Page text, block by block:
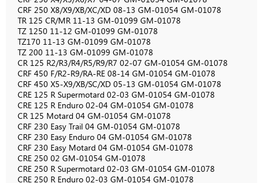
CRF 250 X8/X9/XB/XC/XD 08-13 GM-01054 GM-01078
TR 125 CR/MR 11-13 GM-01099 GM-01078
TZ 1250 11-12 GM-01099 GM-01078
TZ170 11-13 GM-01099 GM-01078
TZ 200 11-13 GM-01099 GM-01078
CR 125 R2/R3/R4/R5/R9/R7 02-07 GM-01054 GM-01078
CRF 450 F/R2-R9/RA-RE 08-14 GM-01054 GM-01078
CRF 450 X5-X9/XB/SC/XD 05-13 GM-01054 GM-01078
CRE 125 R Supermotard 02-03 GM-01054 GM-01078
CRE 125 R Enduro 02-04 GM-01054 GM-01078
CR 125 Motard 04 GM-01054 GM-01078
CRF 230 Easy Trail 04 GM-01054 GM-01078
CRF 230 Easy Enduro 04 GM-01054 GM-01078
CRF 230 Easy Motard 04 GM-01054 GM-01078
CRE 250 02 GM-01054 GM-01078
CRE 250 R Supermotard 02-03 GM-01054 GM-01078
CRE 250 R Enduro 02-03 GM-01054 GM-01078